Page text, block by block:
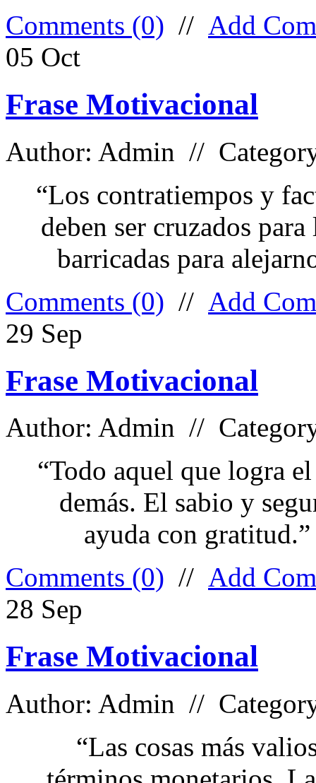
Comments (0) // Add
05 Oct
Frase Motivacional
Author: Admin //
“Los contratiempos y
deben ser cruzados
barricadas para
Comments (0) // Add
29 Sep
Frase Motivacional
Author: Admin //
“Todo aquel que logra
demás. El sabio y
ayuda con
Comments (0) // Add
28 Sep
Frase Motivacional
Author: Admin //
“Las cosas más